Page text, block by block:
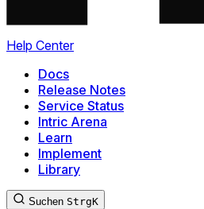
Help Center
Docs
Release Notes
Service Status
Intric Arena
Learn
Implement
Library
Suchen StrgK